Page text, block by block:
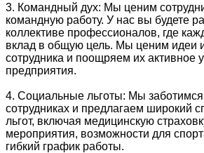
3. Командный дух: Мы ценим
командную работу. У нас вы будете
коллективе профессионалов, где
вклад в общую цель. Мы ценим идеи
сотрудника и поощряем их активное
предприятия.
4. Социальные льготы: Мы
сотрудниках и предлагаем широкий
льгот, включая медицинскую
мероприятия, возможности для
гибкий график работы.